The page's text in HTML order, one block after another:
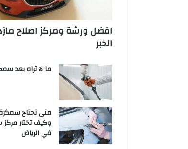
افضل ورشة ومركز اصلاح
الخبر
ما لا تراه بعد
متى تحتاج
وكيف تختار
في الرياض